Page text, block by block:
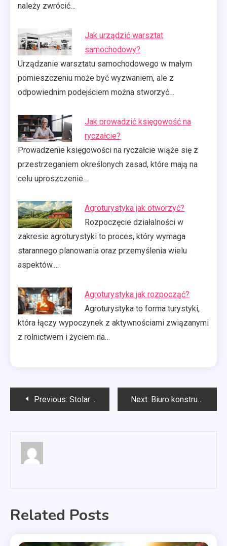
należy zwrócić…
Jak urządzić warsztat
samochodowy?
Urządzanie warsztatu samochodowego w małym
pomieszczeniu może być wyzwaniem, ale z
odpowiednim podejściem można stworzyć…
Jak prowadzić księgowość na
ryczałcie?
Prowadzenie księgowości na ryczałcie wiąże się z
przestrzeganiem określonych zasad, które mają na
celu uproszczenie…
Agroturystyka jak otworzyć?
Rozpoczęcie działalności w
zakresie agroturystyki to proces, który wymaga
starannego planowania oraz przemyślenia wielu
aspektów.…
Agroturystyka jak rozpocząć?
Agroturystyka to forma turystyki,
która łączy wypoczynek z aktywnościami związanymi
z rolnictwem i życiem na…
Nawigacja
Previous: Stolarka budowlana co to? Next: Biuro konstrukcyjne budowa maszyn
Related Posts